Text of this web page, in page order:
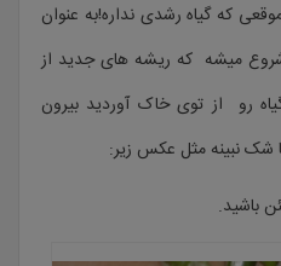
که گیاه رشدی نداره!به عنوان
میشه که ریشه های جدید از
رو از توی خاک آوردید بیرون
شک نبینه مثل عکس زیر:
باشید.